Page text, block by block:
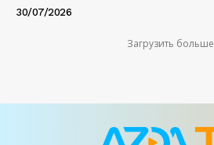
30/07/2026
Загрузить больше